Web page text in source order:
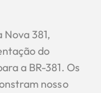
381,
do
a BR-381. Os
nosso